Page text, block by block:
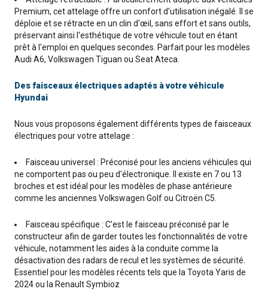
Premium, cet attelage offre un confort d'utilisation inégalé. Il se
déploie et se rétracte en un clin d'œil, sans effort et sans outils,
préservant ainsi l'esthétique de votre véhicule tout en étant
prêt à l'emploi en quelques secondes. Parfait pour les modèles
Audi A6, Volkswagen Tiguan ou Seat Ateca.
Des faisceaux électriques adaptés à votre véhicule
Hyundai
Nous vous proposons également différents types de faisceaux
électriques pour votre attelage :
Faisceau universel : Préconisé pour les anciens véhicules qui
ne comportent pas ou peu d'électronique. Il existe en 7 ou 13
broches et est idéal pour les modèles de phase antérieure
comme les anciennes Volkswagen Golf ou Citroën C5.
Faisceau spécifique : C'est le faisceau préconisé par le
constructeur afin de garder toutes les fonctionnalités de votre
véhicule, notamment les aides à la conduite comme la
désactivation des radars de recul et les systèmes de sécurité.
Essentiel pour les modèles récents tels que la Toyota Yaris de
2024 ou la Renault Symbioz